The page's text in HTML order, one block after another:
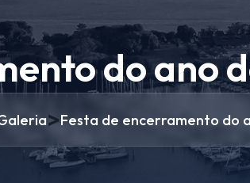
do ano
>Festa de encerramento do